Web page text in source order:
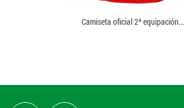
Camiseta oficial 2ª equipación...